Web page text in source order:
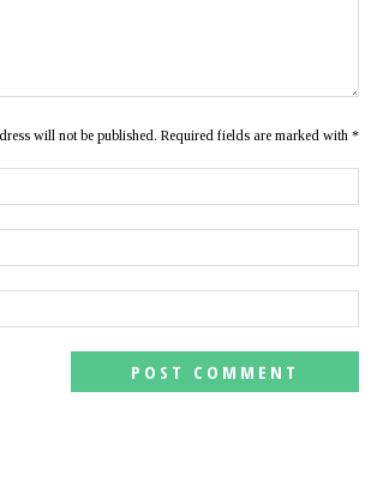
will not be published. Required fields are marked with *